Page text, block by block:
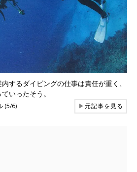
するダイビングの仕事は責任が重く、
いったそう。
(5/6) ▶元記事を見る